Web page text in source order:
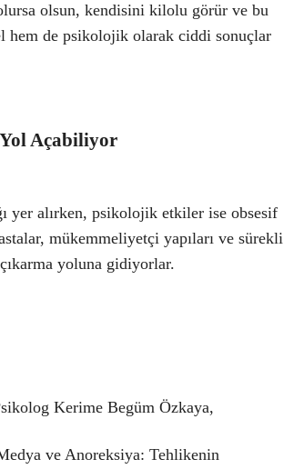
olursa olsun, kendisini kilolu görür ve bu
hem de psikolojik olarak ciddi sonuçlar
Yol Açabiliyor
yer alırken, psikolojik etkiler ise obsesif
mükemmeliyetçi yapıları ve sürekli
yoluna gidiyorlar.
Kerime Begüm Özkaya,
ve Anoreksiya: Tehlikenin